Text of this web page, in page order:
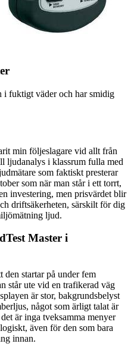
fuktigt väder och har smidig
min följeslagare vid allt från
ljudanalys i klassrum fulla med
som faktiskt presterar
som när man står i ett torrt,
investering, men prisvärdet blir
driftsäkerheten, särskilt för dig
ljud.
Master i
den startar på under fem
står ute vid en trafikerad väg
är stor, bakgrundsbelyst
något som ärligt talat är
är inga tveksamma menyer
även för den som bara
innan.